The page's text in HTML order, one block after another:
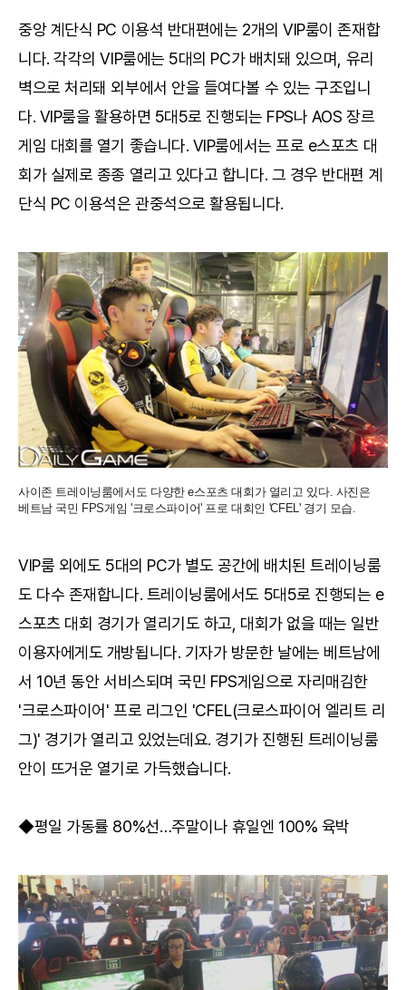
중앙 계단식 PC 이용석 반대편에는 2개의 VIP룸이 존재합
니다. 각각의 VIP룸에는 5대의 PC가 배치돼 있으며, 유리
벽으로 처리돼 외부에서 안을 들여다볼 수 있는 구조입니
다. VIP룸을 활용하면 5대5로 진행되는 FPS나 AOS 장르
게임 대회를 열기 좋습니다. VIP룸에서는 프로 e스포츠 대
회가 실제로 종종 열리고 있다고 합니다. 그 경우 반대편 계
단식 PC 이용석은 관중석으로 활용됩니다.
사이존 트레이닝룸에서도 다양한 e스포츠 대회가 열리고 있다. 사진은
베트남 국민 FPS게임 '크로스파이어' 프로 대회인 'CFEL' 경기 모습.
VIP룸 외에도 5대의 PC가 별도 공간에 배치된 트레이닝룸
도 다수 존재합니다. 트레이닝룸에서도 5대5로 진행되는 e
스포츠 대회 경기가 열리기도 하고, 대회가 없을 때는 일반
이용자에게도 개방됩니다. 기자가 방문한 날에는 베트남에
서 10년 동안 서비스되며 국민 FPS게임으로 자리매김한
'크로스파이어' 프로 리그인 'CFEL(크로스파이어 엘리트 리
그)' 경기가 열리고 있었는데요. 경기가 진행된 트레이닝룸
안이 뜨거운 열기로 가득했습니다.
◆평일 가동률 80%선…주말이나 휴일엔 100% 육박